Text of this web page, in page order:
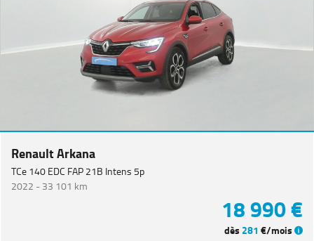
Renault Arkana
TCe 140 EDC FAP 21B Intens 5p
2022 -33 101 km
18 990 €
dès 281 €/mois